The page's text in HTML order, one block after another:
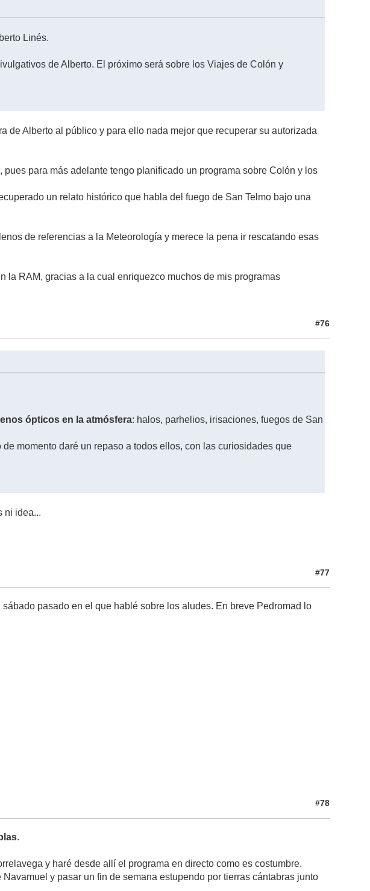
Linés.
de Alberto. El próximo será sobre los Viajes de Colón y
de Alberto al público y para ello nada mejor que recuperar su autorizada
para más adelante tengo planificado un programa sobre Colón y los
un relato histórico que habla del fuego de San Telmo bajo una
de referencias a la Meteorología y merece la pena ir rescatando esas
la RAM, gracias a la cual enriquezco muchos de mis programas
#76
ópticos en la atmósfera: halos, parhelios, irisaciones, fuegos de San
momento daré un repaso a todos ellos, con las curiosidades que
ni idea...
#77
pasado en el que hablé sobre los aludes. En breve Pedromad lo
#78
.
y haré desde allí el programa en directo como es costumbre.
y pasar un fin de semana estupendo por tierras cántabras junto